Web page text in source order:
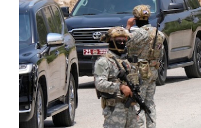
Sport
Mondiali
PODCAST
NEWSLETTER